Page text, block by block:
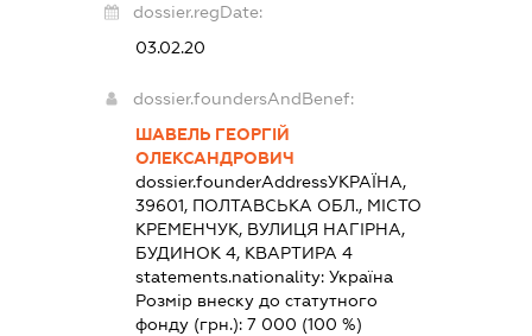
dossier.regDate:
03.02.20
dossier.foundersAndBenef:
ШАВЕЛЬ ГЕОРГІЙ
ОЛЕКСАНДРОВИЧ
dossier.founderAddressУКРАЇНА,
39601, ПОЛТАВСЬКА ОБЛ., МІСТО
КРЕМЕНЧУК, ВУЛИЦЯ НАГІРНА,
БУДИНОК 4, КВАРТИРА 4
statements.nationality: Україна
Розмір внеску до статутного
фонду (грн.): 7 000 (100 %)